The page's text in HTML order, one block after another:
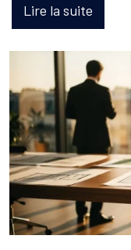
Lire la suite